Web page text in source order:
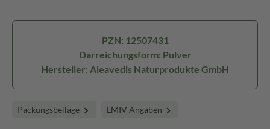
PZN: 12507431
Darreichungsform: Pulver
Hersteller: Aleavedis Naturprodukte GmbH
Packungsbeilage LMIV Angaben